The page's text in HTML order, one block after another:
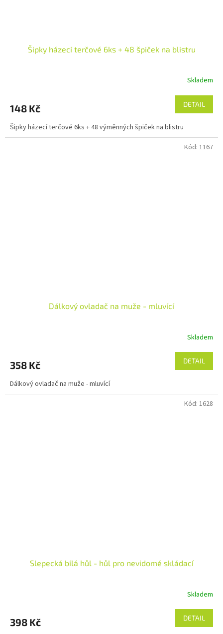
Šipky házecí terčové 6ks + 48 špiček na blistru
Skladem
148 Kč DETAIL
Šipky házecí terčové 6ks + 48 výměnných špiček na blistru
Dálkový ovladač na muže - mluvící
Skladem
358 Kč DETAIL
Dálkový ovladač na muže - mluvící
Kód: 1167
Slepecká bílá hůl - hůl pro nevidomé skládací
je
Skladem
398 Kč DETAIL
Kód: 1628